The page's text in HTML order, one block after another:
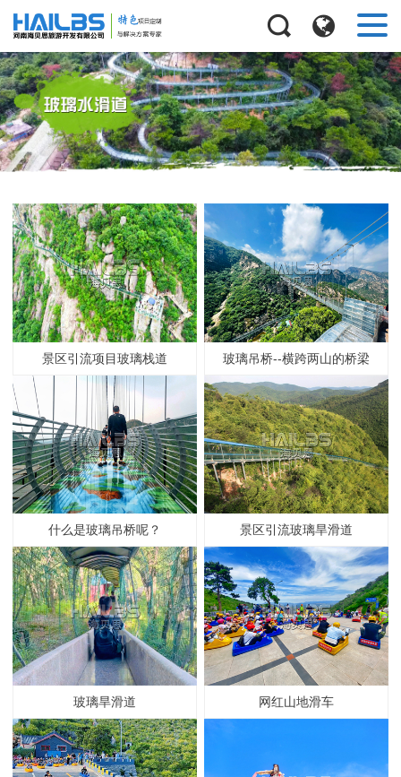
景区引流项目玻璃栈道 玻璃吊桥--横跨两山的桥梁
什么是玻璃吊桥呢？ 景区引流玻璃旱滑道
玻璃旱滑道 网红山地滑车